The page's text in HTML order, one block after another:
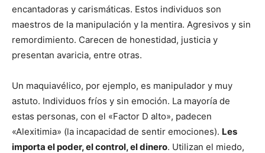
encantadoras y carismáticas. Estos individuos son
maestros de la manipulación y la mentira. Agresivos y sin
remordimiento. Carecen de honestidad, justicia y
presentan avaricia, entre otras.
Un maquiavélico, por ejemplo, es manipulador y muy
astuto. Individuos fríos y sin emoción. La mayoría de
estas personas, con el «Factor D alto», padecen
«Alexitimia» (la incapacidad de sentir emociones). Les
importa el poder, el control, el dinero. Utilizan el miedo,